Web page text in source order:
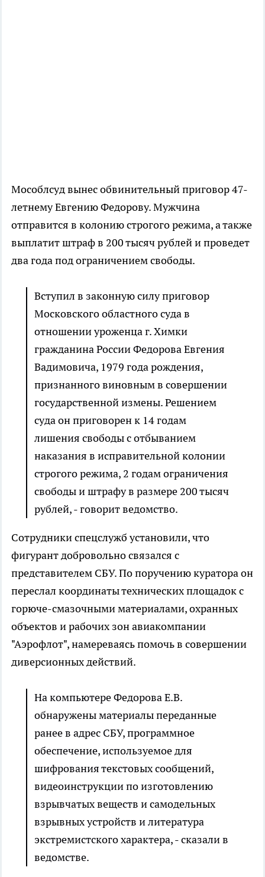
Мособлсуд вынес обвинительный приговор 47-
летнему Евгению Федорову. Мужчина
отправится в колонию строгого режима, а также
выплатит штраф в 200 тысяч рублей и проведет
два года под ограничением свободы.
Вступил в законную силу приговор
Московского областного суда в
отношении уроженца г. Химки
гражданина России Федорова Евгения
Вадимовича, 1979 года рождения,
признанного виновным в совершении
государственной измены. Решением
суда он приговорен к 14 годам
лишения свободы с отбыванием
наказания в исправительной колонии
строгого режима, 2 годам ограничения
свободы и штрафу в размере 200 тысяч
рублей, - говорит ведомство.
Сотрудники спецслужб установили, что
фигурант добровольно связался с
представителем СБУ. По поручению куратора он
переслал координаты технических площадок с
горюче-смазочными материалами, охранных
объектов и рабочих зон авиакомпании
"Аэрофлот", намереваясь помочь в совершении
диверсионных действий.
На компьютере Федорова Е.В.
обнаружены материалы переданные
ранее в адрес СБУ, программное
обеспечение, используемое для
шифрования текстовых сообщений,
видеоинструкции по изготовлению
взрывчатых веществ и самодельных
взрывных устройств и литература
экстремистского характера, - сказали в
ведомстве.